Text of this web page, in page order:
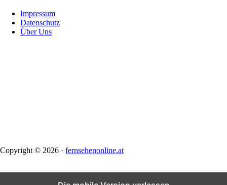
FooterImpressum
Datenschutz
Über Uns
Copyright © 2026 · fernsehenonline.at